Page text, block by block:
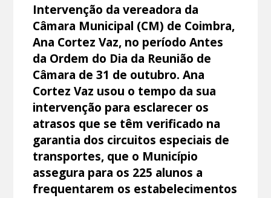
Intervenção da vereadora da
Câmara Municipal (CM) de Coimbra,
Ana Cortez Vaz, no período Antes
da Ordem do Dia da Reunião de
Câmara de 31 de outubro. Ana
Cortez Vaz usou o tempo da sua
intervenção para esclarecer os
atrasos que se têm verificado na
garantia dos circuitos especiais de
transportes, que o Município
assegura para os 225 alunos a
frequentarem os estabelecimentos